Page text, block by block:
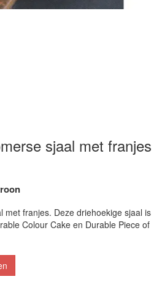
sjaal met franjes
met franjes. Deze driehoekige sjaal is
Colour Cake en Durable Piece of